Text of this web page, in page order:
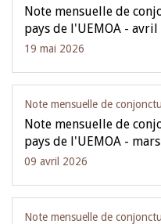
Note mensuelle de
pays de l'UEMOA - avril
19 mai 2026
Note mensuelle de
Note mensuelle de
pays de l'UEMOA -
09 avril 2026
Note mensuelle de